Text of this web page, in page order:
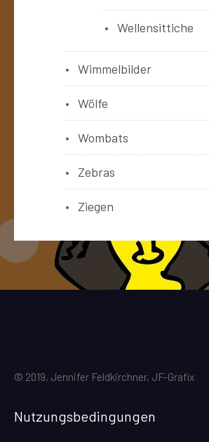
Wellensittiche
Wimmelbilder
Wölfe
Wombats
Zebras
Ziegen
© 2019, Jennifer Feldkirchner, JF-Grafix
Nutzungsbedingungen